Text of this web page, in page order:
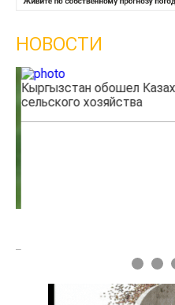
НОВОСТИ
Кыргызстан обошел
сельского хозяйства
1 2